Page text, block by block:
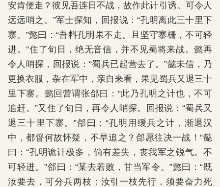
安肯便走？彼见吾连日不战，故作此计引诱。可令人
远远哨之。”军士探知，回报说：“孔明离此三十里下
寨。”懿曰：“吾料孔明果不走。且坚守寨栅，不可轻
进。”住了旬日，绝无音信，并不见蜀将来战。懿再
令人哨探，回报说：“蜀兵已起营去了。”懿未信，乃
更换衣服，杂在军中，亲自来看，果见蜀兵又退三十
里下寨。懿回营谓张郃曰：“此乃孔明之计也，不可
追赶。”又住了旬日，再令人哨探。回报说：“蜀兵又
退三十里下寨。”郃曰：“孔明用缓兵之计，渐退汉
中，都督何故怀疑，不早追之？郃愿往决一战！”懿
曰：“孔明诡计极多，倘有差失，丧我军之锐气。不
可轻进。”郃曰：“某去若败，甘当军令。”懿曰：“既
汝要去，可分兵两枝：汝引一枝先行，须要奋力死